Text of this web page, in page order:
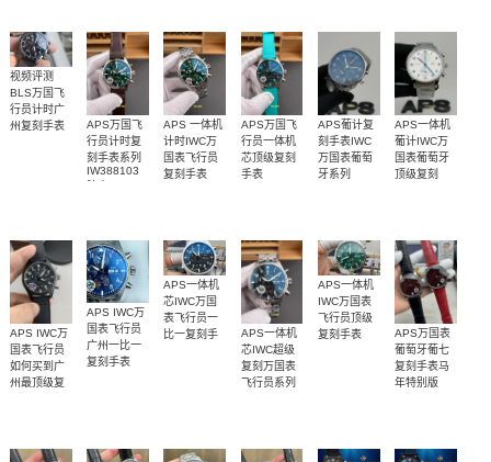
视频评测
BLS万国飞
行员计时广
州复刻手表
APS万国飞
行员计时复
刻手表系列
IW388103
APS 一体机
计时IWC万
国表飞行员
复刻手表
APS万国飞
行员一体机
芯顶级复刻
手表
APS葡计复
刻手表IWC
万国表葡萄
牙系列
APS一体机
葡计IWC万
国表葡萄牙
顶级复刻
APS IWC万
国表飞行员
如何买到广
州最顶级复
APS IWC万
国表飞行员
广州一比一
复刻手表
APS一体机
芯IWC万国
表飞行员一
比一复刻手
APS一体机
芯IWC超级
复刻万国表
飞行员系列
APS一体机
IWC万国表
飞行员顶级
复刻手表
APS万国表
葡萄牙葡七
复刻手表马
年特别版